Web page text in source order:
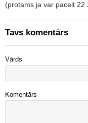
(protams ja var pacelt 22
Tavs komentārs
Vārds
Komentārs